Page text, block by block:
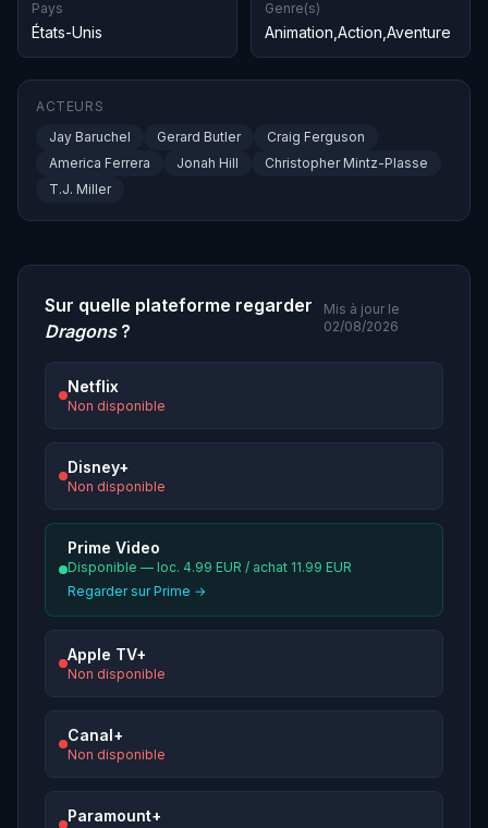
Pays
États-Unis
Genre(s)
Animation Action Aventure
ACTEURS
Jay Baruchel
Gerard Butler
Craig Ferguson
America Ferrera
Jonah Hill
Christopher Mintz-Plasse
T.J. Miller
Sur quelle plateforme regarder
Dragons?
Mis à jour le
02/08/2026
Netflix
Non disponible
Disney+
Non disponible
Prime Video
Disponible — loc. 4.99 EUR / achat 11.99 EUR
Regarder sur Prime →
Apple TV+
Non disponible
Canal+
Non disponible
Paramount+